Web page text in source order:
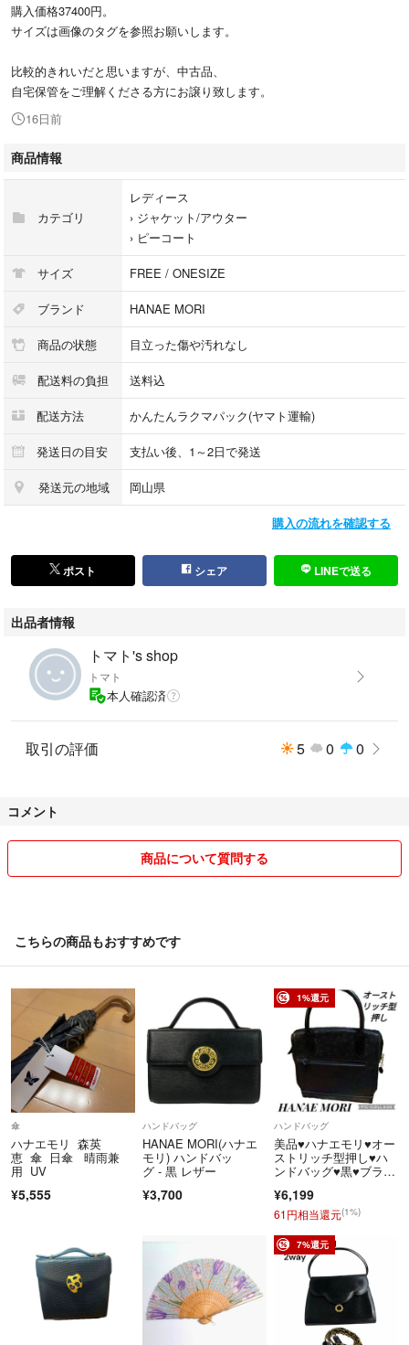
購入価格37400円。
サイズは画像のタグを参照お願いします。
比較的きれいだと思いますが、中古品、
自宅保管をご理解くださる方にお譲り致します。
16日前
商品情報
カテゴリ
レディース
› ジャケット/アウター
› ピーコート
サイズ FREE / ONESIZE
ブランド HANAE MORI
商品の状態 目立った傷や汚れなし
配送料の負担 送料込
配送方法 かんたんラクマパック(ヤマト運輸)
発送日の目安 支払い後、1～2日で発送
発送元の地域 岡山県
購入の流れを確認する
ポスト シェア LINEで送る
出品者情報
トマト's shop
トマト
本人確認済
取引の評価 5 0 0
コメント
商品について質問する
こちらの商品もおすすめです
傘
ハナエモリ 森英
恵 傘 日傘 晴雨兼
用 UV
¥5,555
ハンドバッグ
HANAE MORI(ハナエ
モリ) ハンドバッ
グ - 黒 レザー
¥3,700
1%還元
ハンドバッグ
美品♥ハナエモリ♥オー
ストリッチ型押し♥ハ
ンドバッグ♥黒♥ブラッ
¥6,199
61円相当還元(1%)
7%還元